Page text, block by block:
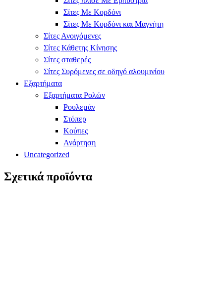
Σίτες Με Κορδόνι
Σίτες Με Κορδόνι και Μαγνήτη
Σίτες Ανοιγόμενες
Σίτες Κάθετης Κίνησης
Σίτες σταθερές
Σίτες Συρόμενες σε οδηγό αλουμινίου
Εξαρτήματα
Εξαρτήματα Ρολών
Ρουλεμάν
Στόπερ
Κούπες
Ανάρτηση
Uncategorized
Σχετικά προϊόντα